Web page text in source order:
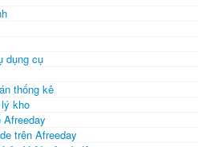
dụng cụ
thống kê
kho
Afreeday
trên Afreeday